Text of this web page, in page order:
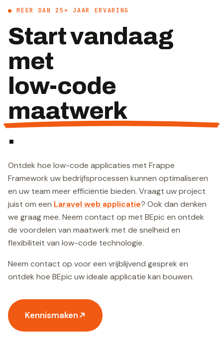
● MEER DAN 25+ JAAR ERVARING
Start vandaag
met
low-code
maatwerk
.
Ontdek hoe low-code applicaties met Frappe
Framework uw bedrijfsprocessen kunnen optimaliseren
en uw team meer efficiëntie bieden. Vraagt uw project
juist om een Laravel web applicatie? Ook dan denken
we graag mee. Neem contact op met BEpic en ontdek
de voordelen van maatwerk met de snelheid en
flexibiliteit van low-code technologie.
Neem contact op voor een vrijblijvend gesprek en
ontdek hoe BEpic uw ideale applicatie kan bouwen.
Kennismaken